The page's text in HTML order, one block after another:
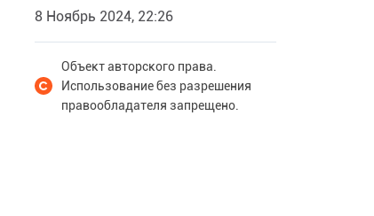
8 Ноябрь 2024, 22:26
Объект авторского права.
Использование без разрешения
правообладателя запрещено.